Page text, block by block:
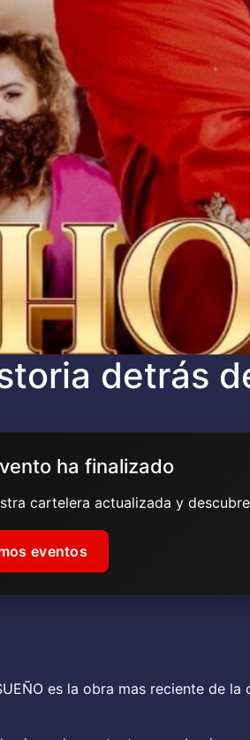
detrás
ha finalizado
cartelera actualizada y
eventos
es la obra mas reciente